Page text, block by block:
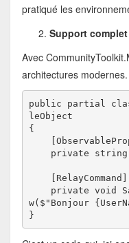
pratiqué les
Support complet
Avec
architectures
public partial
leObject
{
private string
[RelayCommand]
private void
w($"Bonjour
}